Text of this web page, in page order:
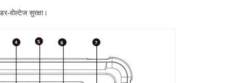
वोल्टेज सुरक्षा।